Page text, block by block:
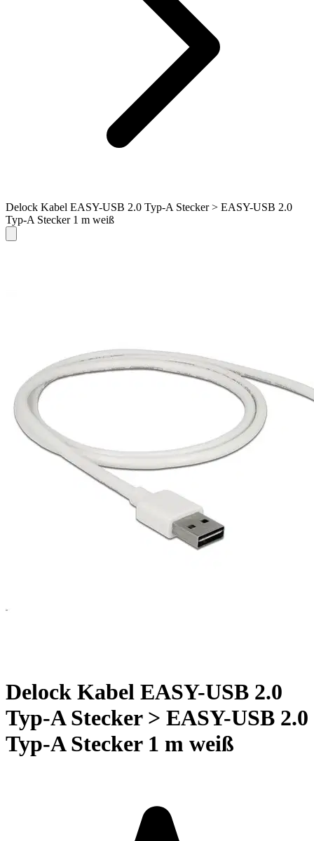
Delock Kabel EASY-USB 2.0 Typ-A Stecker > EASY-USB 2.0
Typ-A Stecker 1 m weiß
Delock Kabel EASY-USB 2.0
Typ-A Stecker > EASY-USB 2.0
Typ-A Stecker 1 m weiß